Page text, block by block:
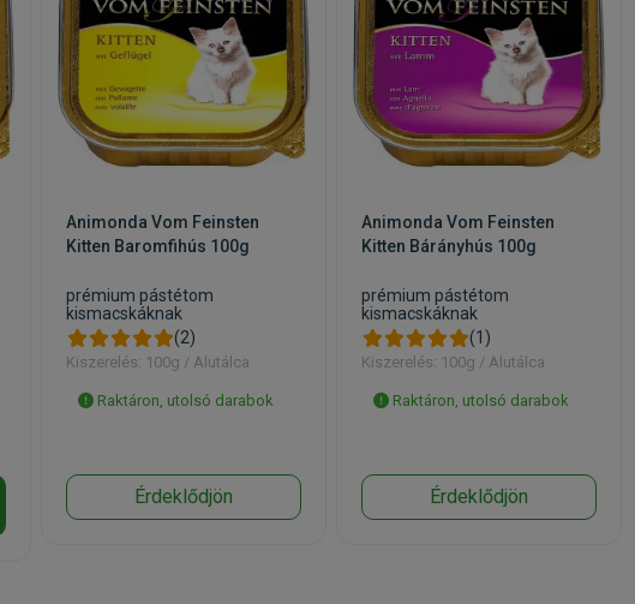
Animonda Vom Feinsten
Kitten Baromfihús 100g
prémium pástétom
kismacskáknak
(2)
Kiszerelés: 100g / Alutálca
Raktáron, utolsó darabok
Érdeklődjön
Animonda Vom Feinsten
Kitten Bárányhús 100g
prémium pástétom
kismacskáknak
(1)
Kiszerelés: 100g / Alutálca
Raktáron, utolsó darabok
Érdeklődjön